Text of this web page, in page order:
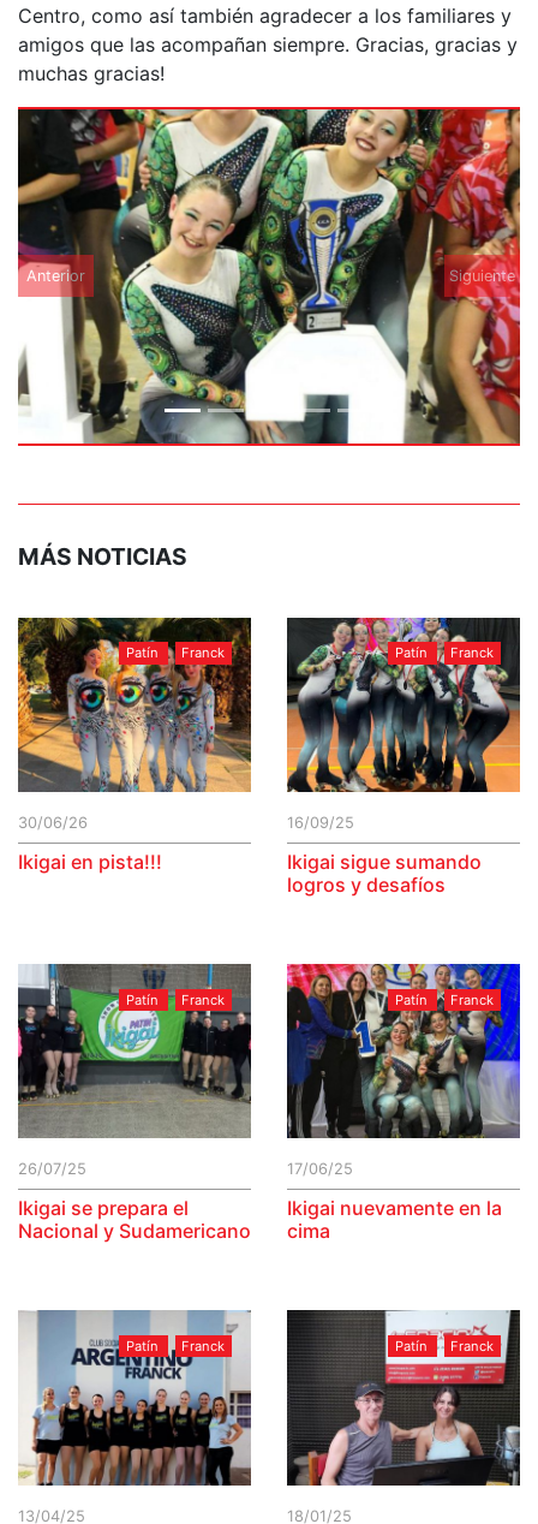
Centro, como así también agradecer a los familiares y
amigos que las acompañan siempre. Gracias, gracias y
muchas gracias!
Anterior Siguiente
MÁS NOTICIAS
Patín Franck
30/06/26
Ikigai en pista!!!
Patín Franck
16/09/25
Ikigai sigue sumando
logros y desafíos
Patín Franck
26/07/25
Ikigai se prepara el
Nacional y Sudamericano
Patín Franck
17/06/25
Ikigai nuevamente en la
cima
Patín Franck
13/04/25
Patín Franck
18/01/25